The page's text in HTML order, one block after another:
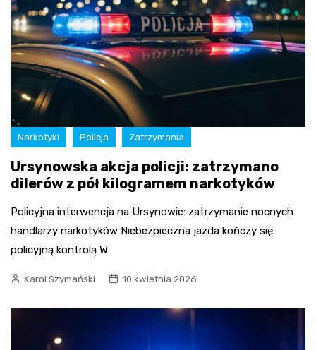
Narkotyki Policja Zatrzymania
Ursynowska akcja policji: zatrzymano
dilerów z pół kilogramem narkotyków
Policyjna interwencja na Ursynowie: zatrzymanie nocnych
handlarzy narkotyków Niebezpieczna jazda kończy się
policyjną kontrolą W
Karol Szymański 10 kwietnia 2026